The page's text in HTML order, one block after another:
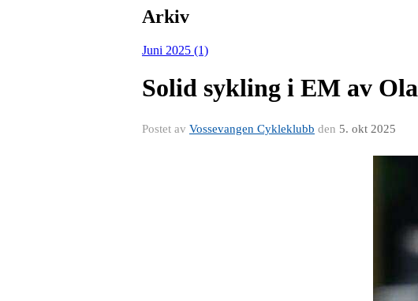
Arkiv
Juni 2025 (1)
Solid sykling i EM av Ola
Postet av Vossevangen Cykleklubb den 5. okt 2025